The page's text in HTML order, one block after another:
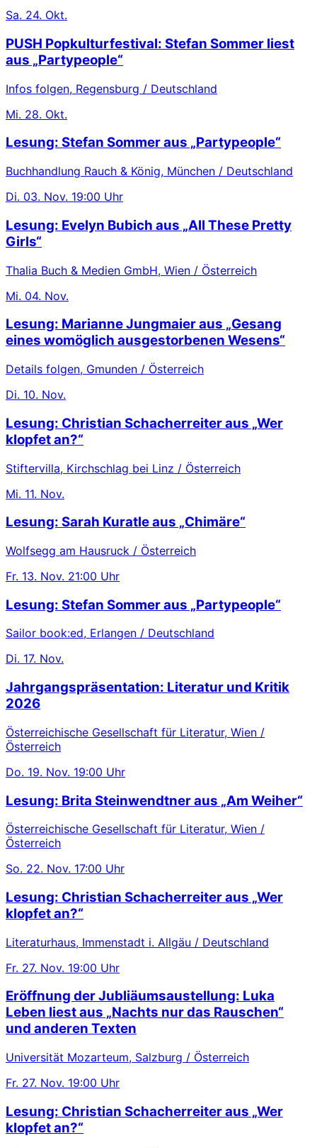
Sa. 24. Okt.
PUSH Popkulturfestival: Stefan Sommer liest
aus „Partypeople“
Infos folgen, Regensburg / Deutschland
Mi. 28. Okt.
Lesung: Stefan Sommer aus „Partypeople“
Buchhandlung Rauch & König, München / Deutschland
Di. 03. Nov. 19:00 Uhr
Lesung: Evelyn Bubich aus „All These Pretty
Girls“
Thalia Buch & Medien GmbH, Wien / Österreich
Mi. 04. Nov.
Lesung: Marianne Jungmaier aus „Gesang
eines womöglich ausgestorbenen Wesens“
Details folgen, Gmunden / Österreich
Di. 10. Nov.
Lesung: Christian Schacherreiter aus „Wer
klopfet an?“
Stiftervilla, Kirchschlag bei Linz / Österreich
Mi. 11. Nov.
Lesung: Sarah Kuratle aus „Chimäre“
Wolfsegg am Hausruck / Österreich
Fr. 13. Nov. 21:00 Uhr
Lesung: Stefan Sommer aus „Partypeople“
Sailor book:ed, Erlangen / Deutschland
Di. 17. Nov.
Jahrgangspräsentation: Literatur und Kritik
2026
Österreichische Gesellschaft für Literatur, Wien /
Österreich
Do. 19. Nov. 19:00 Uhr
Lesung: Brita Steinwendtner aus „Am Weiher“
Österreichische Gesellschaft für Literatur, Wien /
Österreich
So. 22. Nov. 17:00 Uhr
Lesung: Christian Schacherreiter aus „Wer
klopfet an?“
Literaturhaus, Immenstadt i. Allgäu / Deutschland
Fr. 27. Nov. 19:00 Uhr
Eröffnung der Jubliäumsaustellung: Luka
Leben liest aus „Nachts nur das Rauschen“
und anderen Texten
Universität Mozarteum, Salzburg / Österreich
Fr. 27. Nov. 19:00 Uhr
Lesung: Christian Schacherreiter aus „Wer
klopfet an?“